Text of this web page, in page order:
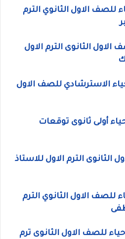
للصف الاول الثانوي الترم
الاول الثانوى الترم الاول
الاسترشادي للصف الاول
أولى ثانوى توقعات
الثانوى الترم الاول للاستاذ
للصف الاول الثانوي الترم
للصف الاول الثانوى ترم